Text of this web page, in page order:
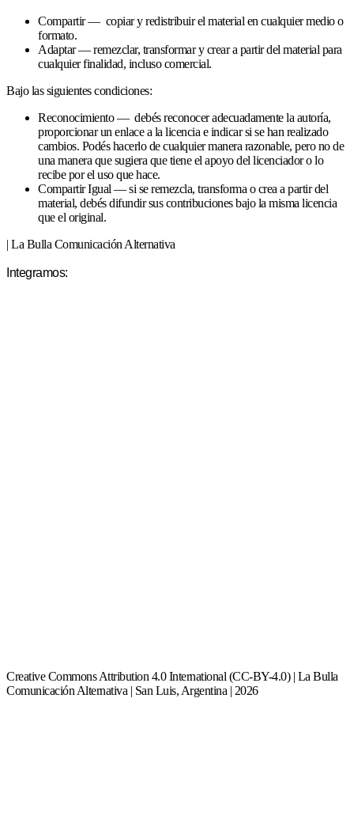
Compartir — copiar y redistribuir el material en cualquier medio o
formato.
Adaptar — remezclar, transformar y crear a partir del material para
cualquier finalidad, incluso comercial.
Bajo las siguientes condiciones:
Reconocimiento — debés reconocer adecuadamente la autoría,
proporcionar un enlace a la licencia e indicar si se han realizado
cambios. Podés hacerlo de cualquier manera razonable, pero no de
una manera que sugiera que tiene el apoyo del licenciador o lo
recibe por el uso que hace.
Compartir Igual — si se remezcla, transforma o crea a partir del
material, debés difundir sus contribuciones bajo la misma licencia
que el original.
| La Bulla Comunicación Alternativa
Integramos:
Creative Commons Attribution 4.0 International (CC-BY-4.0) | La Bulla
Comunicación Alternativa | San Luis, Argentina | 2026